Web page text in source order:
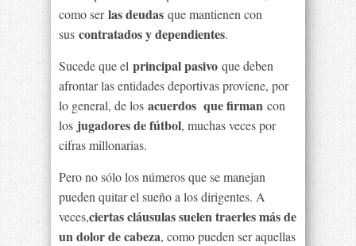
como serlas deudas que mantienen con
sus contratados y dependientes.
Sucede que el principal pasivo que deben
afrontar las entidades deportivas proviene, por
lo general, de los acuerdos que firman con
los jugadores de fútbol, muchas veces por
cifras millonarias.
Pero no sólo los números que se manejan
pueden quitar el sueño a los dirigentes. A
veces,ciertas cláusulas suelen traerles más de
un dolor de cabeza, como pueden ser aquellas